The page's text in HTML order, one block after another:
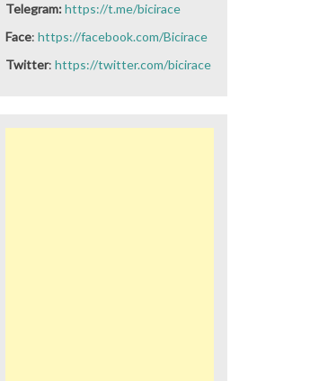
Telegram:https://t.me/bicirace
Face: https://facebook.com/Bicirace
Twitter: https://twitter.com/bicirace